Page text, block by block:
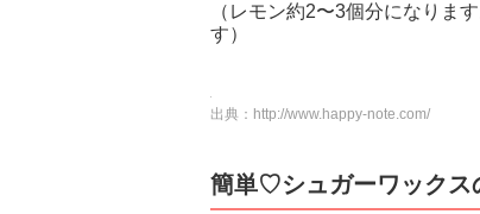
（レモン約2〜3個分になりま
す）
出典： http://www.happy-note.com/
簡単♡シュガーワックス